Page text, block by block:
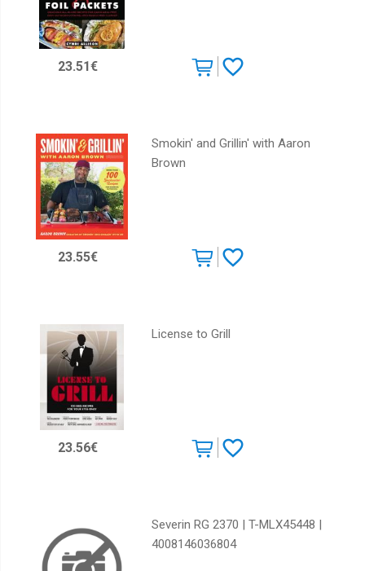
23.51€
Smokin' and Grillin' with Aaron
Brown
23.55€
License to Grill
23.56€
Severin RG 2370 | T-MLX45448 |
4008146036804